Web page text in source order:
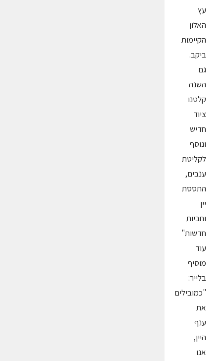
עץ
האלון
הקיימות
ביקב.
גם
השנה
קלטנו
ציוד
חדיש
ונוסף
לקליטת
ענבים,
התססת
יין
וחביות
חדשות"
עוד
מוסיף
בלייר:
"כמובילים
את
ענף
היין,
אנו